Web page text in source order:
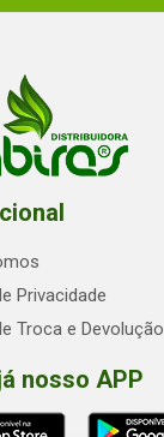
Privacidade
Troca e Devolução
nosso APP